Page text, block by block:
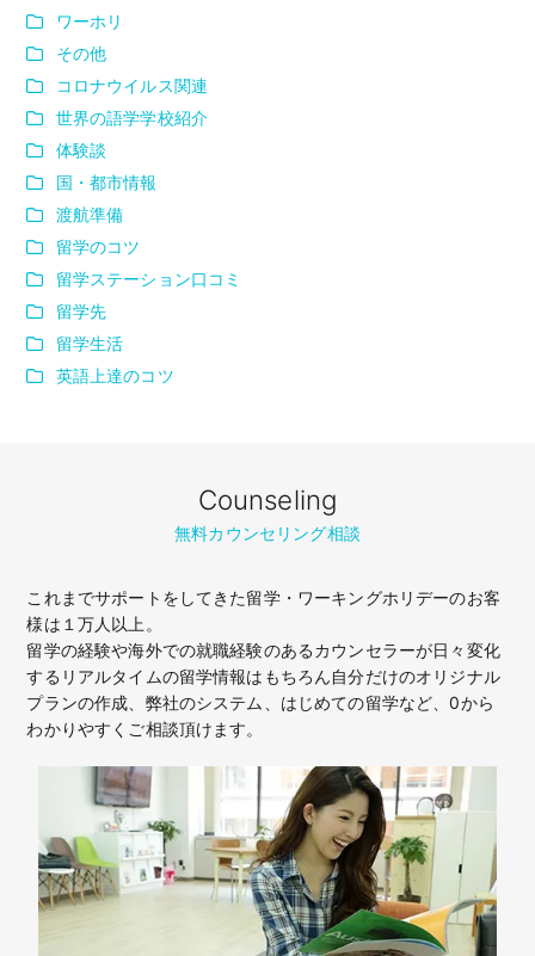
ワーホリ
その他
コロナウイルス関連
世界の語学学校紹介
体験談
国・都市情報
渡航準備
留学のコツ
留学ステーション口コミ
留学先
留学生活
英語上達のコツ
Counseling
無料カウンセリング相談
これまでサポートをしてきた留学・ワーキングホリデーのお客
様は１万人以上。
留学の経験や海外での就職経験のあるカウンセラーが日々変化
するリアルタイムの留学情報はもちろん自分だけのオリジナル
プランの作成、弊社のシステム、はじめての留学など、0から
わかりやすくご相談頂けます。